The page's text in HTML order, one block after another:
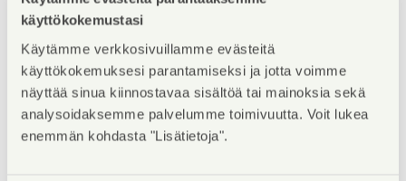
käyttökokemustasi
Käytämme verkkosivuillamme evästeitä
käyttökokemuksesi parantamiseksi ja jotta voimme
näyttää sinua kiinnostavaa sisältöä tai mainoksia sekä
analysoidaksemme palvelumme toimivuutta. Voit lukea
enemmän kohdasta "Lisätietoja".
Leineläntie 15 kohteeseen kuuluu 27
pienkerrostalohuoneistoa ja 16 paritalohuoneistoa
rauhallisella sijainnillla. Asuntoja on kaksioista tilaviin
perheasuntoihin, kooltaan 47 – 113 m².